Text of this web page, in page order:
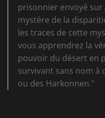
prisonnier envoyé
mystère de la
les traces de cette
vous apprendrez la
pouvoir du désert en
survivant sans nom à
ou des Harkonnen."